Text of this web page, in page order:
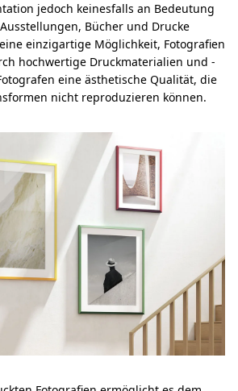
jedoch keinesfalls an Bedeutung
Bücher und Drucke
einzigartige Möglichkeit, Fotografien
hochwertige Druckmaterialien und -
eine ästhetische Qualität, die
nicht reproduzieren können.